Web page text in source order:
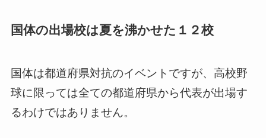
国体の出場校は夏を沸かせた１２校
国体は都道府県対抗のイベントですが、高校野
球に限っては全ての都道府県から代表が出場す
るわけではありません。